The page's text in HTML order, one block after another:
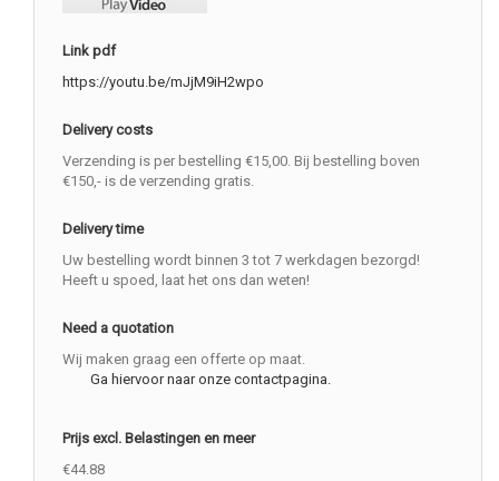
Link pdf
https://youtu.be/mJjM9iH2wpo
Delivery costs
Verzending is per bestelling €15,00. Bij bestelling boven
€150,- is de verzending gratis.
Delivery time
Uw bestelling wordt binnen 3 tot 7 werkdagen bezorgd!
Heeft u spoed, laat het ons dan weten!
Need a quotation
Wij maken graag een offerte op maat.
Ga hiervoor naar onze contactpagina.
Prijs excl. Belastingen en meer
€44.88